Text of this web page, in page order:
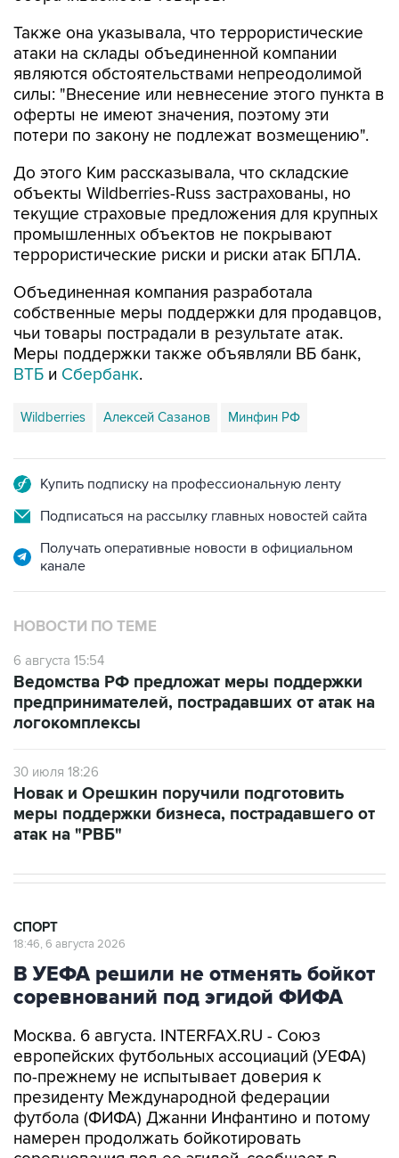
Также она указывала, что террористические
атаки на склады объединенной компании
являются обстоятельствами непреодолимой
силы: "Внесение или невнесение этого пункта в
оферты не имеют значения, поэтому эти
потери по закону не подлежат возмещению".
До этого Ким рассказывала, что складские
объекты Wildberries-Russ застрахованы, но
текущие страховые предложения для крупных
промышленных объектов не покрывают
террористические риски и риски атак БПЛА.
Объединенная компания разработала
собственные меры поддержки для продавцов,
чьи товары пострадали в результате атак.
Меры поддержки также объявляли ВБ банк,
ВТБ и Сбербанк.
Wildberries Алексей Сазанов Минфин РФ
Купить подписку на профессиональную ленту
Подписаться на рассылку главных новостей сайта
Получать оперативные новости в официальном
канале
НОВОСТИ ПО ТЕМЕ
6 августа 15:54
Ведомства РФ предложат меры поддержки
предпринимателей, пострадавших от атак на
логокомплексы
30 июля 18:26
Новак и Орешкин поручили подготовить
меры поддержки бизнеса, пострадавшего от
атак на "РВБ"
СПОРТ
18:46, 6 августа 2026
В УЕФА решили не отменять бойкот
соревнований под эгидой ФИФА
Москва. 6 августа. INTERFAX.RU - Союз
европейских футбольных ассоциаций (УЕФА)
по-прежнему не испытывает доверия к
президенту Международной федерации
футбола (ФИФА) Джанни Инфантино и потому
намерен продолжать бойкотировать